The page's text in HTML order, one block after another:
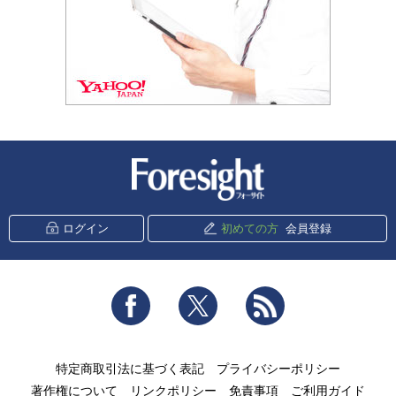
ログイン 初めての方 会員登録
Facebook Twitter
特定商取引法に基づく表記
プライバシーポリシー
著作権について
リンクポリシー 免責事項 ご利用ガイド